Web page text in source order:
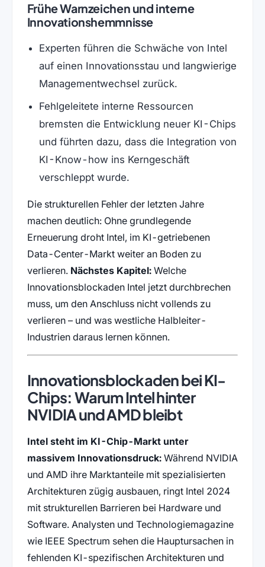
Frühe Warnzeichen und interne
Innovationshemmnisse
Experten führen die Schwäche von Intel
auf einen Innovationsstau und langwierige
Managementwechsel zurück.
Fehlgeleitete interne Ressourcen
bremsten die Entwicklung neuer KI-Chips
und führten dazu, dass die Integration von
KI-Know-how ins Kerngeschäft
verschleppt wurde.
Die strukturellen Fehler der letzten Jahre
machen deutlich: Ohne grundlegende
Erneuerung droht Intel, im KI-getriebenen
Data-Center-Markt weiter an Boden zu
verlieren. Nächstes Kapitel:Welche
Innovationsblockaden Intel jetzt durchbrechen
muss, um den Anschluss nicht vollends zu
verlieren – und was westliche Halbleiter-
Industrien daraus lernen können.
Innovationsblockaden bei KI-
Chips: Warum Intel hinter
NVIDIA und AMD bleibt
Intel steht im KI-Chip-Markt unter
massivem Innovationsdruck:Während NVIDIA
und AMD ihre Marktanteile mit spezialisierten
Architekturen zügig ausbauen, ringt Intel 2024
mit strukturellen Barrieren bei Hardware und
Software. Analysten und Technologiemagazine
wie IEEE Spectrum sehen die Hauptursachen in
fehlenden KI-spezifischen Architekturen und